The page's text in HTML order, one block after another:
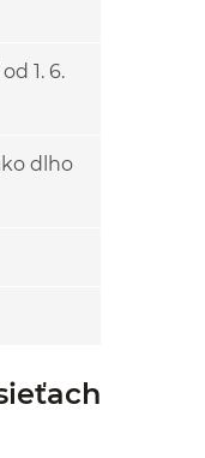
1. 6.
dlho